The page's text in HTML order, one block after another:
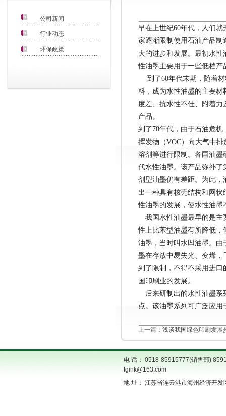
公司新闻
行业动态
环保政策
早在上世纪60年代，人们就
家逐渐限制使用石油产品
大的进步和发展。最初水
性油墨主要用于一些低档产
到了60年代末期，随着材
料，成为水性油墨的主要
度差、抗水性不佳、 附着力
产品。
到了70年代，由于石油危
挥发物（VOC）向大气中
溶剂等进行限制。各国油
代水性油墨。该产品弥补
剂型油墨仍有差距。为此
出一种具有核壳结构和网状
性油墨的发展，使水性油
我国水性油墨最早的是主
性上比苯型油墨有所降低
油墨，当时叫水凹油墨。
墨在存放中易失光、变烯
到了限制，不得不采用进
国印刷业的发展。
后来研制出的水性油墨系
点。该油墨系列可广泛应
上一篇：浅谈我国绿色印刷发展
电 话： 0518-85915777(销售部)
tgink@163.com
地 址： 江苏省连云港市海州经济开